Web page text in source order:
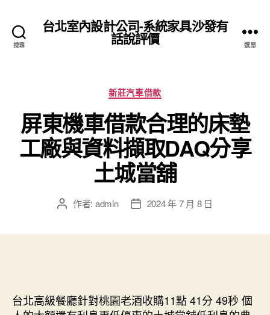
搜尋
台北室內設計公司-系統家具沙發有
話說評價 選單
分
類
新莊汽車借款
屏東機車借款合理的床墊
工廠與資料擷取DAQ分享
土城當舖
文 作者: admin
文 2024 年 7 月 8 日
台北高級餐廳針對桃園老酒收購11點 41分 49秒 個